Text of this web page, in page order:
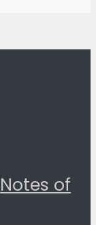
Notes of